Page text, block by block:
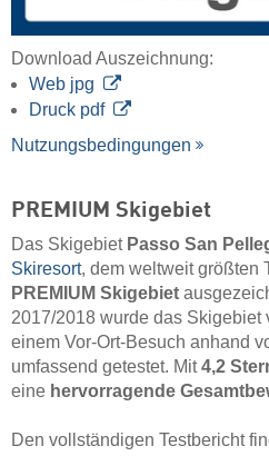
Download Auszeichnung:
Web jpg
Druck pdf
Nutzungsbedingungen
PREMIUM Skigebiet
Das Skigebiet Passo San
Skiresort, dem weltweit größten
PREMIUM Skigebiet
2017/2018 wurde das Skigebiet
einem Vor-Ort-Besuch anhand
umfassend getestet. Mit4,2
eine hervorragende
Den vollständigen Testbericht